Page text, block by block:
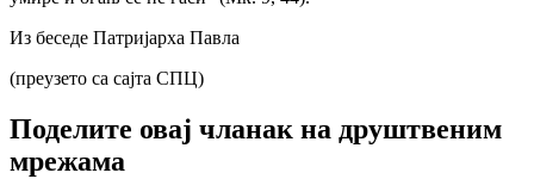
Из беседе Патријарха Павла
(преузето са сајта СПЦ)
Поделите овај чланак на друштвеним
мрежама